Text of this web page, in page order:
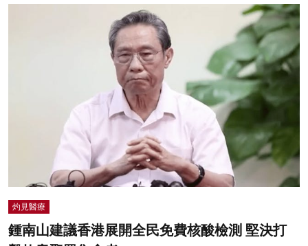
灼見醫療
鍾南山建議香港展開全民免費核酸檢測 堅決打